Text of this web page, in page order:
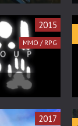
2015
MMO / RPG
2017